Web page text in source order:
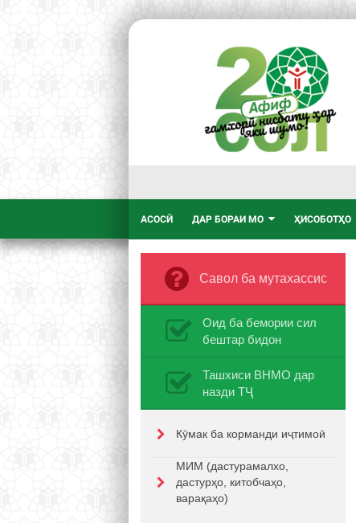
АСОСӢ ДАР БОРАИ МО ҲИСОБОТҲО
Савол ба мутахассис
Оид ба бемории сил
бештар бидон
Ташхиси ВНМО дар
назди ТҶ
Кӯмак ба корманди иҷтимоӣ
МИМ (дастурамалхо,
дастурҳо, китобчаҳо,
варақаҳо)